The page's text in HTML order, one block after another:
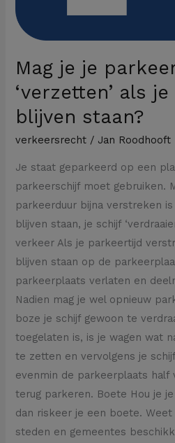
Mag je je
‘verzetten’ als
blijven staan?
verkeersrecht / Jan Roodhooft
Je staat geparkeerd op een
parkeerschijf moet gebruiken.
parkeerduur bijna verstreken
blijven staan, je schijf
verkeer Als je parkeertijd
blijven staan op de
parkeerplaats verlaten en
Nadien mag je wel opnieuw
boze je schijf gewoon te
toegelaten is, is je wagen wat
te zetten en vervolgens je
evenmin de parkeerplaats half
terug parkeren. Boete Hou je
dan riskeer je een boete.
steden en gemeentes